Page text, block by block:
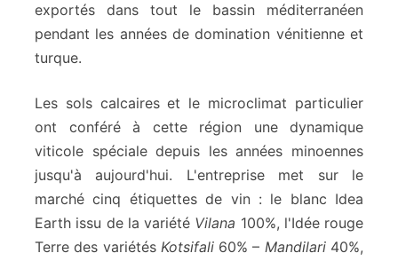
exportés dans tout le bassin méditerranéen
pendant les années de domination vénitienne et
turque.
Les sols calcaires et le microclimat particulier
ont conféré à cette région une dynamique
viticole spéciale depuis les années minoennes
jusqu'à aujourd'hui. L'entreprise met sur le
marché cinq étiquettes de vin : le blanc Idea
Earth issu de la variété Vilana 100%, l'Idée rouge
Terre des variétés Kotsifali60% – Mandilari40%,